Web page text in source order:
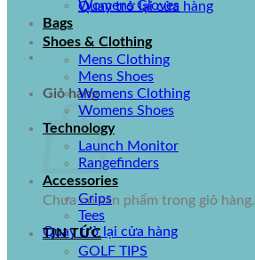
Quay trở lại cửa hàng
Giỏ hàng
Chưa có sản phẩm trong giỏ hàng.
Quay trở lại cửa hàng
Womens Gloves
Bags
Shoes & Clothing
Mens Clothing
Mens Shoes
Womens Clothing
Womens Shoes
Technology
Launch Monitor
Rangefinders
Accessories
Grips
Tees
TIN TỨC
GOLF TIPS